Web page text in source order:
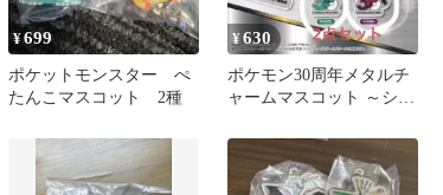
¥699
ポケットモンスター ぺ
たんこマスコット 2種
¥630
ポケモン30周年メタルチ
ャームマスコット ～シン
～